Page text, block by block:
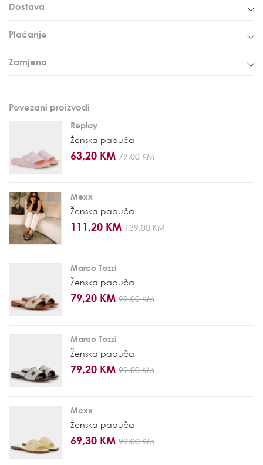
Dostava
Plaćanje
Zamjena
Povezani proizvodi
Replay
Ženska papuča
63,20 KM 79,00 KM
Mexx
Ženska papuča
111,20 KM 139,00 KM
Marco Tozzi
Ženska papuča
79,20 KM 99,00 KM
Marco Tozzi
Ženska papuča
79,20 KM 99,00 KM
Mexx
Ženska papuča
69,30 KM 99,00 KM